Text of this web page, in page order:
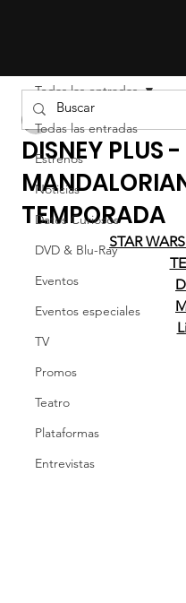
Todas las entradas
Estrenos
Noticias
Datos Curiosos
DVD & Blu-Ray
Eventos
Eventos especiales
TV
Promos
Teatro
Plataformas
Entrevistas
Todas las entradas
DISNEY PLUS
TEMPORADA
STAR